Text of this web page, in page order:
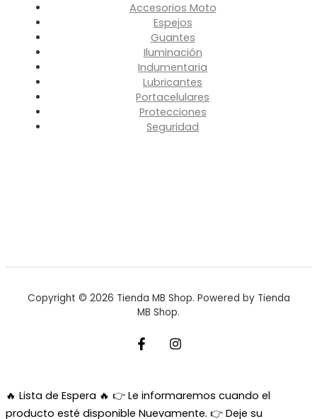
Accesorios Moto
Espejos
Guantes
Iluminación
Indumentaria
Lubricantes
Portacelulares
Protecciones
Seguridad
Copyright © 2026 Tienda MB Shop. Powered by Tienda
MB Shop.
🔥 Lista de Espera 🔥 👉 Le informaremos cuando el
producto esté disponible Nuevamente. 👉 Deje su